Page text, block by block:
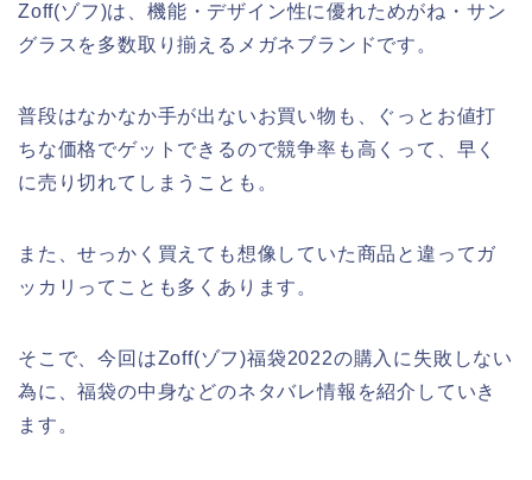
Zoff(ゾフ)は、機能・デザイン性に優れためがね・サン
グラスを多数取り揃えるメガネブランドです。
普段はなかなか手が出ないお買い物も、ぐっとお値打
ちな価格でゲットできるので競争率も高くって、早く
に売り切れてしまうことも。
また、せっかく買えても想像していた商品と違ってガ
ッカリってことも多くあります。
そこで、今回はZoff(ゾフ)福袋2022の購入に失敗しない
為に、福袋の中身などのネタバレ情報を紹介していき
ます。